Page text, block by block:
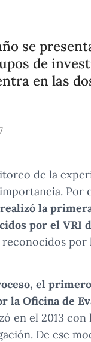
se
de
en las
de la
Por
la
por el VRI
por
el
la Oficina de
en el 2013
De ese